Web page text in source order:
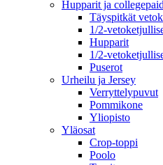
Hupparit ja
Täyspitkät
1/2-
Hupparit
1/2-
Puserot
Urheilu ja Jersey
Verryttelypuvut
Pommikone
Yliopisto
Yläosat
Crop-toppi
Poolo